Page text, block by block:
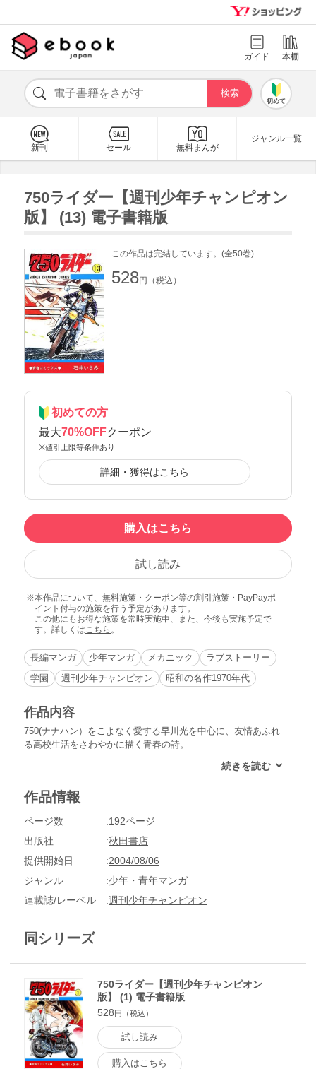
ガイド 本棚
初めて
新刊 セール 無料まんが
ジャンル一覧
750ライダー【週刊少年チャンピオン
版】 (13) 電子書籍版
この作品は完結しています。(全50巻)
528円（税込）
初めての方
最大70%OFFクーポン
※値引上限等条件あり
詳細・獲得はこちら
購入はこちら
試し読み
本作品について、無料施策・クーポン等の割引施策・PayPayポ
イント付与の施策を行う予定があります。
この他にもお得な施策を常時実施中、また、今後も実施予定で
す。詳しくはこちら 。
長編マンガ 少年マンガ メカニック
ラブストーリー
学園
週刊少年チャンピオン 昭和の名作1970年代
作品内容
750(ナナハン）をこよなく愛する早川光を中心に、友情あふれ
る高校生活をさわやかに描く青春の詩。
作品情報
ページ数
192ページ
出版社
秋田書店
提供開始日
2004/08/06
ジャンル
少年・青年マンガ
連載誌/レーベル
週刊少年チャンピオン
同シリーズ
750ライダー【週刊少年チャンピオン
版】 (1) 電子書籍版
528円（税込）
試し読み
購入はこちら